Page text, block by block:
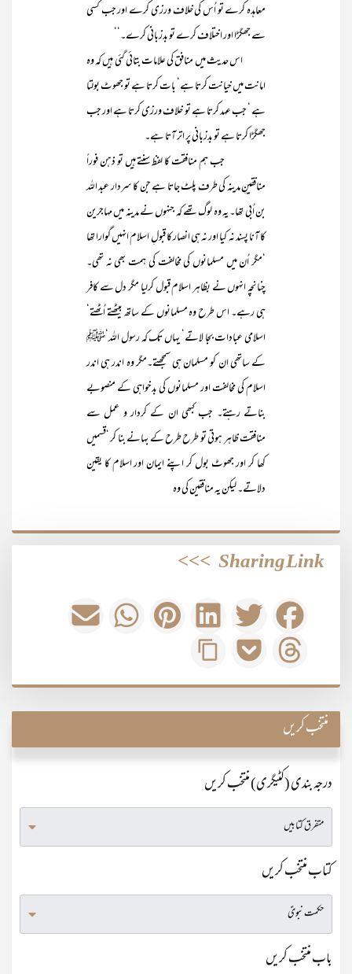
معاہدہ کرے تو اُس کی خلاف ورزی کرے اور جب کسی
سے جھگڑا اور اختلاف کرے تو بدزبانی کرے۔‘‘
اس حدیث میں منافق کی علامات بتائی گئی ہیں کہ وہ
امانت میں خیانت کرتا ہے‘ بات کرتا ہے تو جھوٹ بولتا
ہے ‘ جب عہد کرتا ہے تو خلاف ورزی کرتا ہے اور جب
جھگڑا کرتا ہے تو بدزبانی پر اتر آتا ہے۔
جب ہم منافقت کا لفظ سنتے ہیں تو ذہن فوراً
منافقینِ مدینہ کی طرف پلٹ جاتا ہے جن کا سردار عبد اللہ
بن اُبی تھا۔ یہ وہ لوگ تھے کہ جنہوں نے مدینہ میں مہاجرین
کا آنا پسند نہ کیا اور نہ ہی انصار کا قبولِ اسلام انہیں گوارا تھا
‘مگر اُن میں مسلمانوں کی مخالفت کی ہمت بھی نہ تھی۔
چنانچہ انہوں نے بظاہر اسلام قبول کرلیا مگر دل سے کافر
ہی رہے۔ اس طرح وہ مسلمانوں کے ساتھ بیٹھتے اُٹھتے‘
اسلامی عبادات بجا لاتے‘ یہاں تک کہ رسول اللہ‘ﷺ
کے ساتھی ان کو مسلمان ہی سمجھتے۔مگر وہ اندر ہی اندر
اسلام کی مخالفت اور مسلمانوں کی بدخواہی کے منصوبے
بناتے رہتے۔ جب کبھی ان کے کردار و عمل سے
منافقت ظاہر ہوتی تو طرح طرح کے بہانے بنا کر ‘قسمیں
کھا کر اور جھوٹ بول کر اپنے ایمان اور اسلام کا یقین
دلاتے۔ لیکن یہ منافقین کی وہ
Sharing Link
>>>
منتخب کریں
درجہ بندی (کٹیگری) منتخب کریں
کتاب منتخب کریں
باب منتخب کریں